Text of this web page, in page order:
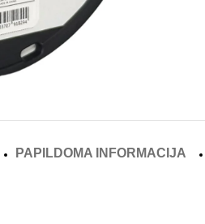
PAPILDOMA INFORMACIJA